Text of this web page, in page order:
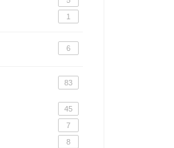
1
6
83
45
7
8